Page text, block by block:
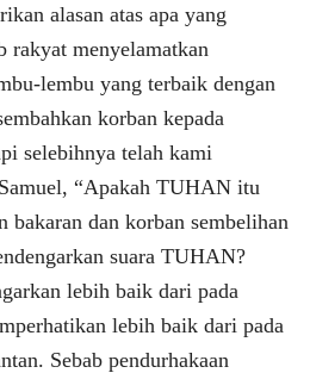
alasan atas apa yang
rakyat menyelamatkan
lembu yang terbaik dengan
korban kepada
selebihnya telah kami
“Apakah TUHAN itu
bakaran dan korban sembelihan
suara TUHAN?
lebih baik dari pada
lebih baik dari pada
Sebab pendurhakaan